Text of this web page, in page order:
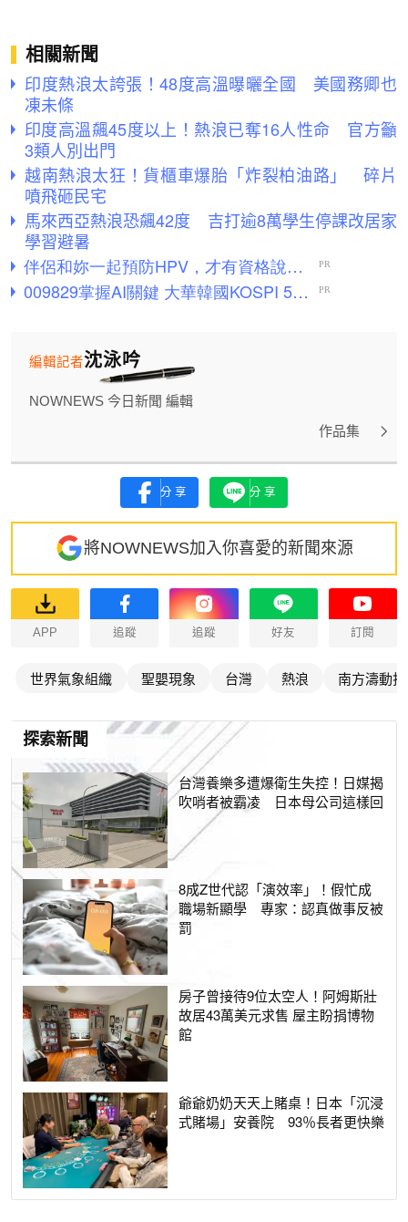
相關新聞
印度熱浪太誇張！48度高溫曝曬全國 美國務卿也
凍未條
印度高溫飆45度以上！熱浪已奪16人性命 官方籲
3類人別出門
越南熱浪太狂！貨櫃車爆胎「炸裂柏油路」 碎片
噴飛砸民宅
馬來西亞熱浪恐飆42度 吉打逾8萬學生停課改居家
學習避暑
沈泳吟
編輯記者
NOWNEWS 今日新聞 編輯
作品集
分享 分享
將NOWNEWS加入你喜愛的新聞來源
APP 追蹤 追蹤 好友 訂閱
世界氣象組織 聖嬰現象 台灣 熱浪 南方濤動
探索新聞
台灣養樂多遭爆衛生失控！日媒揭
吹哨者被霸凌 日本母公司這樣回
8成Z世代認「演效率」！假忙成
職場新顯學 專家：認真做事反被
罰
房子曾接待9位太空人！阿姆斯壯
故居43萬美元求售 屋主盼捐博物
館
爺爺奶奶天天上賭桌！日本「沉浸
式賭場」安養院 93％長者更快樂